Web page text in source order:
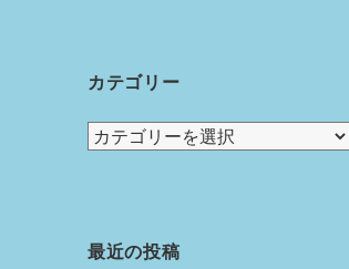
カテゴリー
最近の投稿